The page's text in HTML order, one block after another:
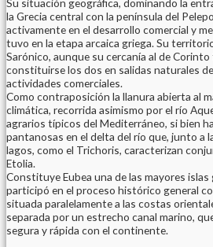
Su situación geográfica, dominando la
la Grecia central con la península del
activamente en el desarrollo comercial y
tuvo en la etapa arcaica griega. Su
Sarónico, aunque su cercanía al de
constituirse los dos en salidas naturales
actividades comerciales.
Como contraposición la llanura abierta al
climática, recorrida asimismo por el río
agrarios típicos del Mediterráneo, si bien
pantanosas en el delta del río que, junto a
lagos, como el Trichoris, caracterizan
Etolia.
Constituye Eubea una de las mayores islas
participó en el proceso histórico general
situada paralelamente a las costas
separada por un estrecho canal marino,
segura y rápida con el continente.